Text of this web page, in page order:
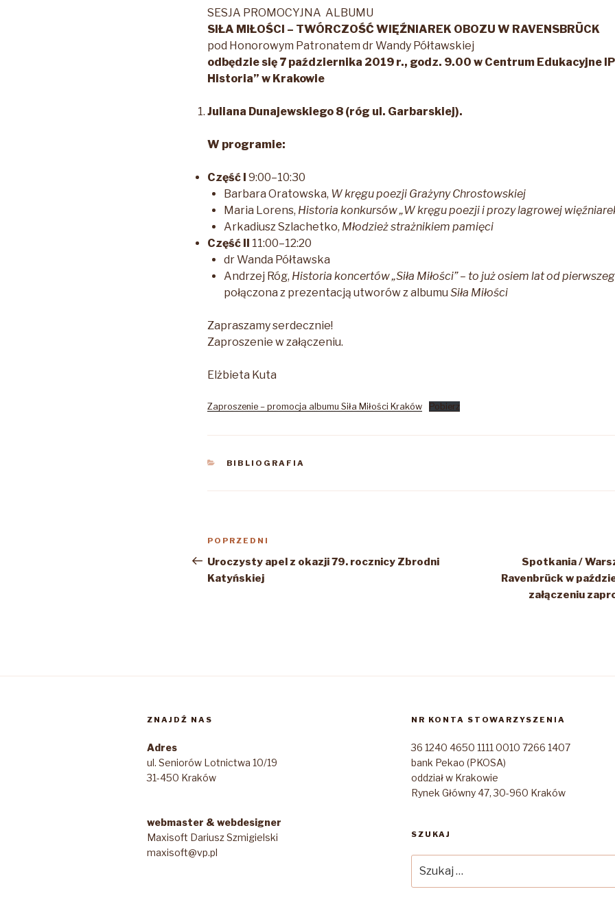
SESJA PROMOCYJNA ALBUMU
SIŁA MIŁOŚCI – TWÓRCZOŚĆ WIĘŹNIAREK OBOZU W RAVENSBRÜCK
pod Honorowym Patronatem dr Wandy Półtawskiej
odbędzie się 7 października 2019 r., godz. 9.00 w Centrum Edukacyjne
Historia” w Krakowie
Juliana Dunajewskiego 8 (róg ul. Garbarskiej).
W programie:
Część I 9:00–10:30
Barbara Oratowska, W kręgu poezji Grażyny Chrostowskiej
Maria Lorens, Historia konkursów „W kręgu poezji i prozy lagrowej
Arkadiusz Szlachetko, Młodzież strażnikiem pamięci
Część II 11:00–12:20
dr Wanda Półtawska
Andrzej Róg, Historia koncertów „Siła Miłości” – to już osiem lat od
połączona z prezentacją utworów z albumu Siła Miłości
Zapraszamy serdecznie!
Zaproszenie w załączeniu.
Elżbieta Kuta
Zaproszenie – promocja albumu Siła Miłości Kraków Pobierz
KATEGORIE
BIBLIOGRAFIA
Nawigacja
wpisu
Poprzedni
wpis
POPRZEDNI
Uroczysty apel z okazji 79. rocznicy Zbrodni
Katyńskiej
Spotkania /
Ravenbrück w
załączeniu
ZNAJDŹ NAS
Adres
ul. Seniorów Lotnictwa 10/19
31-450 Kraków
webmaster & webdesigner
Maxisoft Dariusz Szmigielski
maxisoft@vp.pl
NR KONTA STOWARZYSZENIA
36 1240 4650 1111 0010 7266 1407
bank Pekao (PKOSA)
oddział w Krakowie
Rynek Główny 47, 30-960 Kraków
SZUKAJ